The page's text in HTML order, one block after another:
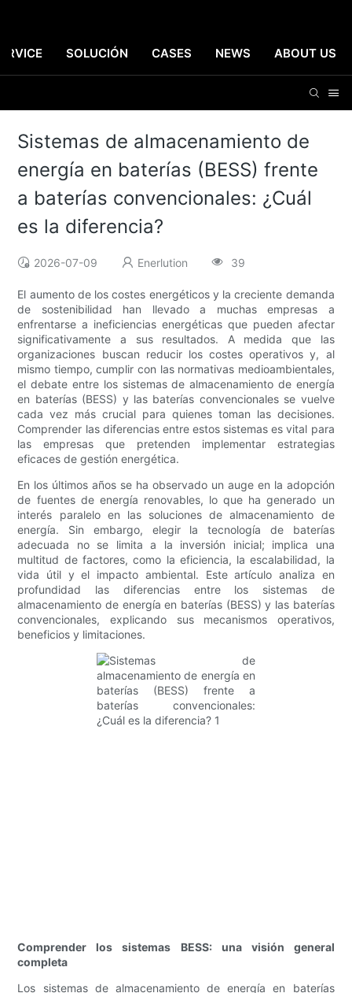
SOLUCIÓN CASES NEWS ABOUT US
Sistemas de almacenamiento de
energía en baterías (BESS) frente
a baterías convencionales: ¿Cuál
es la diferencia?
2026-07-09 Enerlution 39
El aumento de los costes energéticos y la creciente demanda
de sostenibilidad han llevado a muchas empresas a
enfrentarse a ineficiencias energéticas que pueden afectar
significativamente a sus resultados. A medida que las
organizaciones buscan reducir los costes operativos y, al
mismo tiempo, cumplir con las normativas medioambientales,
el debate entre los sistemas de almacenamiento de energía
en baterías (BESS) y las baterías convencionales se vuelve
cada vez más crucial para quienes toman las decisiones.
Comprender las diferencias entre estos sistemas es vital para
las empresas que pretenden implementar estrategias
eficaces de gestión energética.
En los últimos años se ha observado un auge en la adopción
de fuentes de energía renovables, lo que ha generado un
interés paralelo en las soluciones de almacenamiento de
energía. Sin embargo, elegir la tecnología de baterías
adecuada no se limita a la inversión inicial; implica una
multitud de factores, como la eficiencia, la escalabilidad, la
vida útil y el impacto ambiental. Este artículo analiza en
profundidad las diferencias entre los sistemas de
almacenamiento de energía en baterías (BESS) y las baterías
convencionales, explicando sus mecanismos operativos,
beneficios y limitaciones.
Comprender los sistemas BESS: una visión general
completa
Los sistemas de almacenamiento de energía en baterías